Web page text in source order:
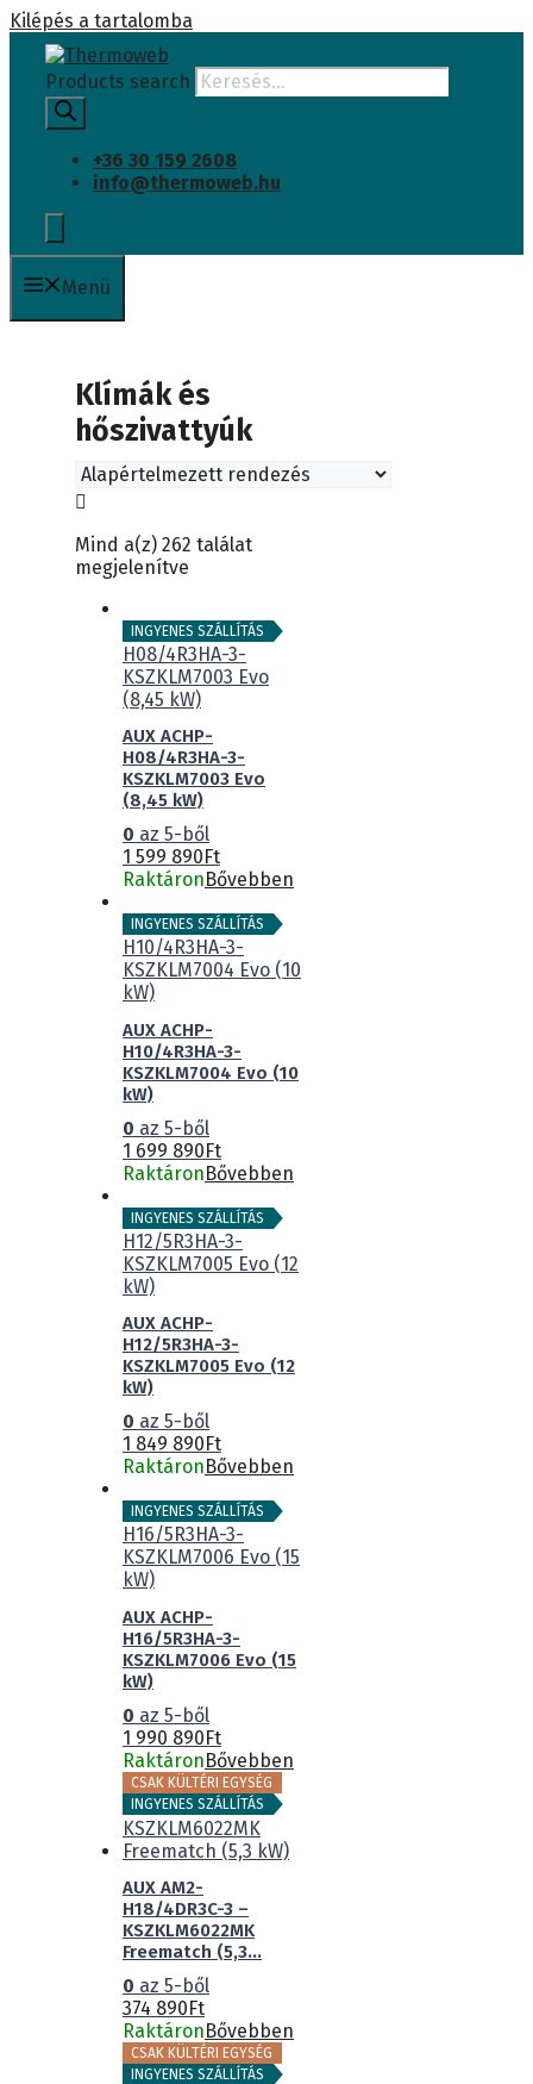
Kilépés a tartalomba
Products search
+36 30 159 2608
info@thermoweb.hu
Menü
Klímák és
hőszivattyúk
Mind a(z) 262 találat
megjelenítve
INGYENES SZÁLLÍTÁS
AUX ACHP-
H08/4R3HA-3-
KSZKLM7003 Evo
(8,45 kW)
0 az 5-ből
1 599 890 Ft
Raktáron Bővebben
INGYENES SZÁLLÍTÁS
AUX ACHP-
H10/4R3HA-3-
KSZKLM7004 Evo (10
kW)
0 az 5-ből
1 699 890Ft
RaktáronBővebben
INGYENES SZÁLLÍTÁS
AUX ACHP-
H12/5R3HA-3-
KSZKLM7005 Evo (12
kW)
0 az 5-ből
1 849 890Ft
RaktáronBővebben
INGYENES SZÁLLÍTÁS
AUX ACHP-
H16/5R3HA-3-
KSZKLM7006 Evo (15
kW)
0 az 5-ből
1 990 890Ft
RaktáronBővebben
CSAK KÜLTÉRI EGYSÉG
INGYENES SZÁLLÍTÁS
AUX AM2-
H18/4DR3C-3 –
KSZKLM6022MK
Freematch (5,3...
0 az 5-ből
374 890Ft
RaktáronBővebben
CSAK KÜLTÉRI EGYSÉG
INGYENES SZÁLLÍTÁS